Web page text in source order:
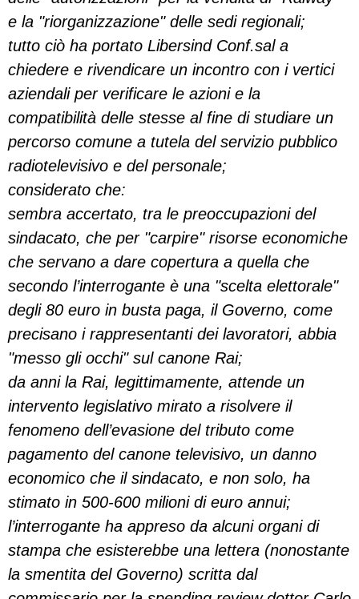
e la "riorganizzazione" delle sedi regionali;
tutto ciò ha portato Libersind Conf.sal a
chiedere e rivendicare un incontro con i vertici
aziendali per verificare le azioni e la
compatibilità delle stesse al fine di studiare un
percorso comune a tutela del servizio pubblico
radiotelevisivo e del personale;
considerato che:
sembra accertato, tra le preoccupazioni del
sindacato, che per "carpire" risorse economiche
che servano a dare copertura a quella che
secondo l’interrogante è una "scelta elettorale"
degli 80 euro in busta paga, il Governo, come
precisano i rappresentanti dei lavoratori, abbia
"messo gli occhi" sul canone Rai;
da anni la Rai, legittimamente, attende un
intervento legislativo mirato a risolvere il
fenomeno dell’evasione del tributo come
pagamento del canone televisivo, un danno
economico che il sindacato, e non solo, ha
stimato in 500-600 milioni di euro annui;
l’interrogante ha appreso da alcuni organi di
stampa che esisterebbe una lettera (nonostante
la smentita del Governo) scritta dal